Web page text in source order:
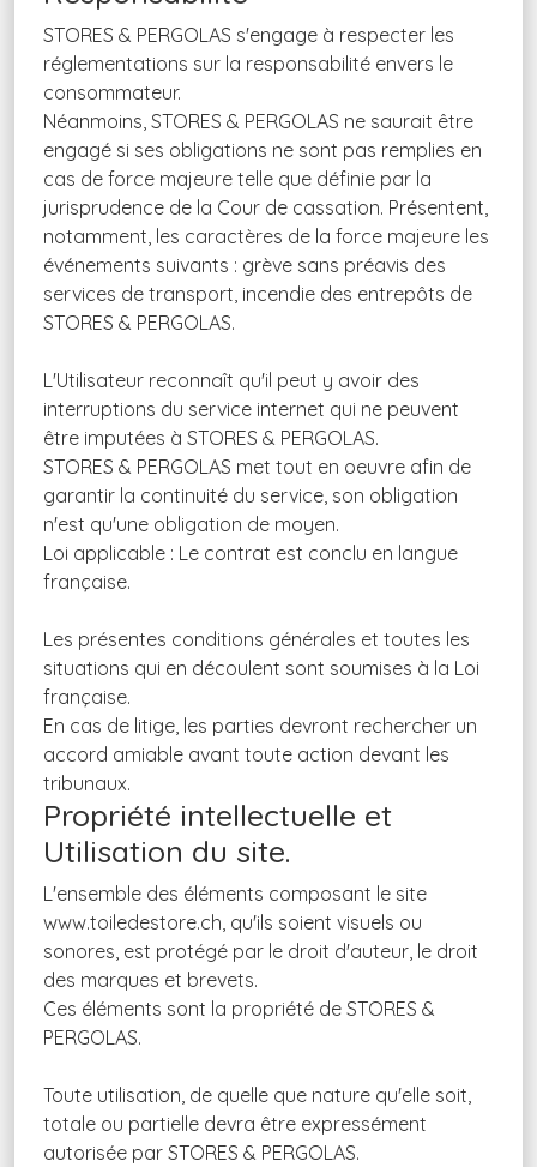
STORES & PERGOLAS s'engage à respecter les
réglementations sur la responsabilité envers le
consommateur.
Néanmoins, STORES & PERGOLAS ne saurait être
engagé si ses obligations ne sont pas remplies en
cas de force majeure telle que définie par la
jurisprudence de la Cour de cassation. Présentent,
notamment, les caractères de la force majeure les
événements suivants : grève sans préavis des
services de transport, incendie des entrepôts de
STORES & PERGOLAS.
L'Utilisateur reconnaît qu'il peut y avoir des
interruptions du service internet qui ne peuvent
être imputées à STORES & PERGOLAS.
STORES & PERGOLAS met tout en oeuvre afin de
garantir la continuité du service, son obligation
n'est qu'une obligation de moyen.
Loi applicable : Le contrat est conclu en langue
française.
Les présentes conditions générales et toutes les
situations qui en découlent sont soumises à la Loi
française.
En cas de litige, les parties devront rechercher un
accord amiable avant toute action devant les
tribunaux.
Propriété intellectuelle et
Utilisation du site.
L'ensemble des éléments composant le site
www.toiledestore.ch, qu'ils soient visuels ou
sonores, est protégé par le droit d'auteur, le droit
des marques et brevets.
Ces éléments sont la propriété de STORES &
PERGOLAS.
Toute utilisation, de quelle que nature qu'elle soit,
totale ou partielle devra être expressément
autorisée par STORES & PERGOLAS.